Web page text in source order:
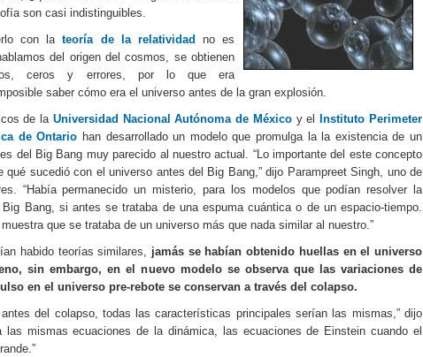
son casi indistinguibles.
con lateoría de la relatividad
no es
del origen del cosmos, se obtienen
ceros y errores, por lo que era
saber cómo era el universo antes de la gran explosión.
de la Universidad Nacional Autónoma de Méxicoy el
Instituto Perimeter
de Ontario han desarrollado un modelo que promulga la la existencia de un
del Big Bang muy parecido al nuestro actual. “Lo importante del este concepto
qué sucedió con el universo antes del Big Bang,” dijo Parampreet Singh, uno de
“Había permanecido un misterio, para los modelos que podían resolver la
Big Bang, si antes se trataba de una espuma cuántica o de un espacio-tiempo.
que se trataba de un universo más que nada similar al nuestro.”
habido teorías similares, jamás se habían obtenido huellas en el universo
sin embargo, en el nuevo modelo se observa que las variaciones de
en el universo pre-rebote se conservan a través del colapso.
del colapso, todas las características principales serían las mismas,” dijo
las mismas ecuaciones de la dinámica, las ecuaciones de Einstein cuando el